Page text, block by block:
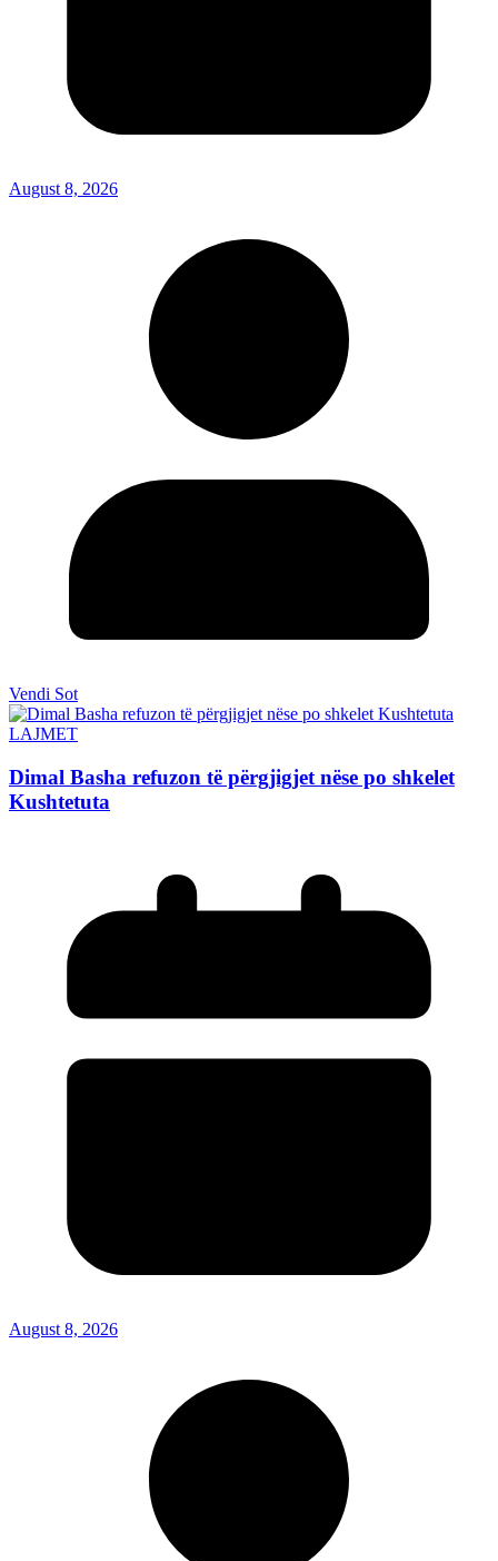
August 8, 2026
Vendi Sot
LAJMET
Dimal Basha refuzon të përgjigjet nëse po shkelet
Kushtetuta
August 8, 2026